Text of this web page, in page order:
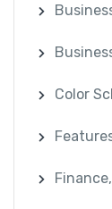
Color